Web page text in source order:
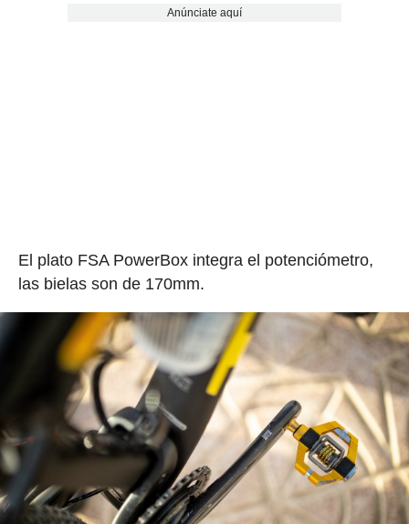
Anúnciate aquí
El plato FSA PowerBox integra el potenciómetro,
las bielas son de 170mm.